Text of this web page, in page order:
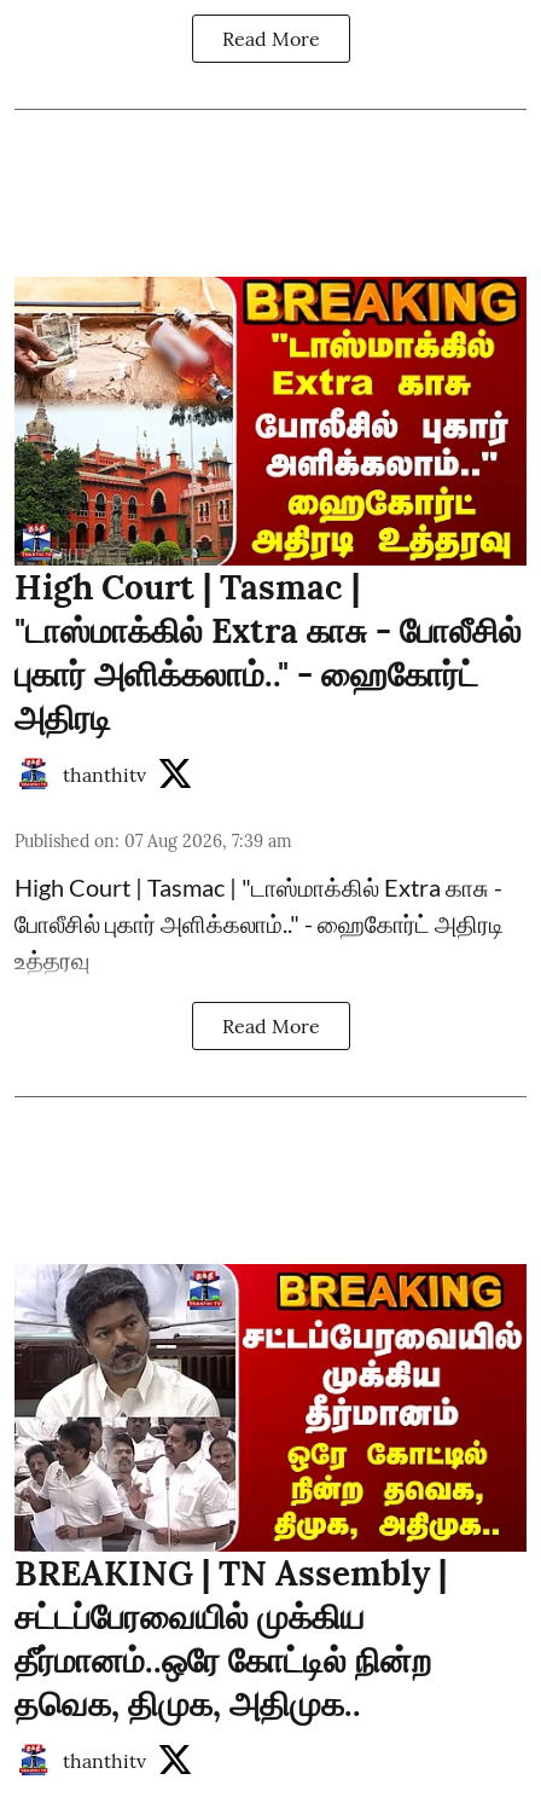
Read More
High Court | Tasmac |
"டாஸ்மாக்கில் Extra காசு - போலீசில்
புகார் அளிக்கலாம்.." - ஹைகோர்ட்
அதிரடி
thanthitv
Published on: 07 Aug 2026, 7:39 am
High Court | Tasmac | "டாஸ்மாக்கில் Extra காசு -
போலீசில் புகார் அளிக்கலாம்.." - ஹைகோர்ட் அதிரடி
உத்தரவு
Read More
BREAKING | TN Assembly |
சட்டப்பேரவையில் முக்கிய
தீர்மானம்..ஒரே கோட்டில் நின்ற
தவெக, திமுக, அதிமுக..
thanthitv